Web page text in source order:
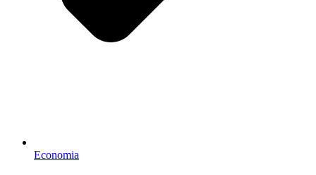
Economia